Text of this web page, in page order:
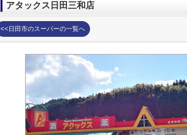
アタックス日田三和店
<<日田市のスーパーの一覧へ